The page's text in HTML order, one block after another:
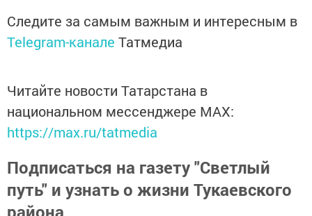
Следите за самым важным и интересным в
Telegram-канале Татмедиа
Читайте новости Татарстана в
национальном мессенджере MАХ:
https://max.ru/tatmedia
Подписаться на газету "Светлый
путь" и узнать о жизни Тукаевского